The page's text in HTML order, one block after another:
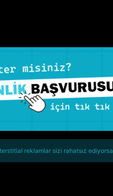
reklamlar sizi rahatsız ediyorsa